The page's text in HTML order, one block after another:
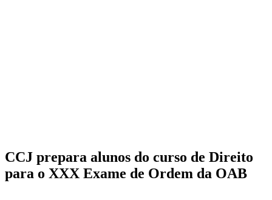
CCJ prepara alunos do curso de Direito
para o XXX Exame de Ordem da OAB